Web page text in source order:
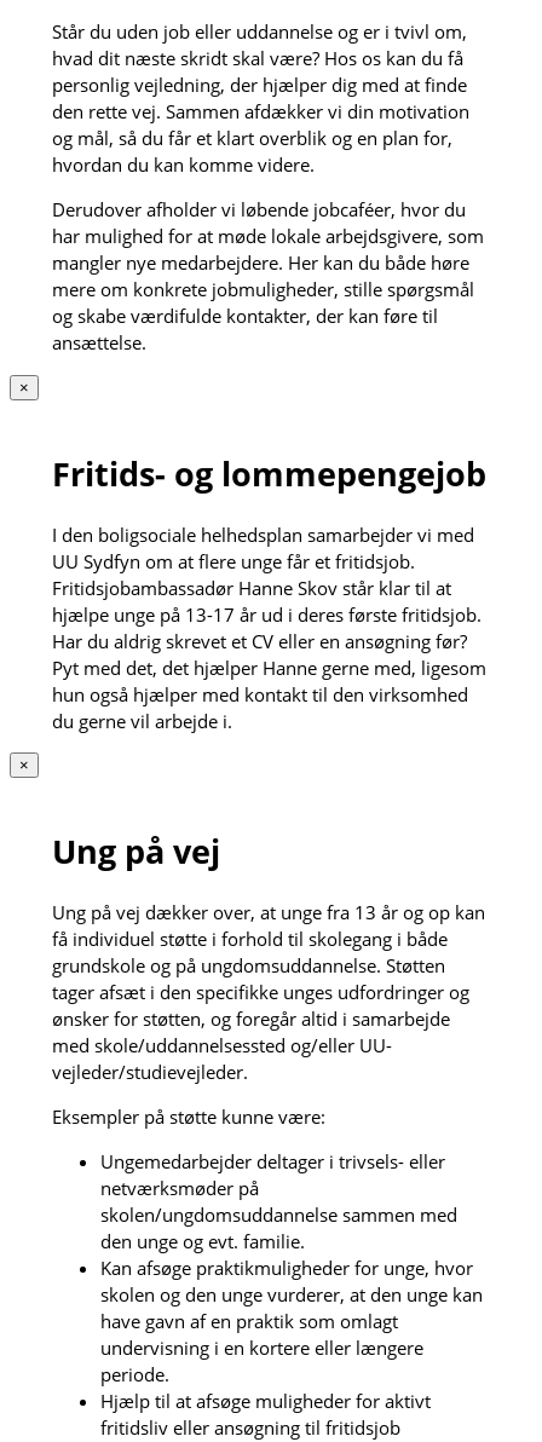
Står du uden job eller uddannelse og er i tvivl om,
hvad dit næste skridt skal være? Hos os kan du få
personlig vejledning, der hjælper dig med at finde
den rette vej. Sammen afdækker vi din motivation
og mål, så du får et klart overblik og en plan for,
hvordan du kan komme videre.
Derudover afholder vi løbende jobcaféer, hvor du
har mulighed for at møde lokale arbejdsgivere, som
mangler nye medarbejdere. Her kan du både høre
mere om konkrete jobmuligheder, stille spørgsmål
og skabe værdifulde kontakter, der kan føre til
ansættelse.
×
Fritids- og lommepengejob
I den boligsociale helhedsplan samarbejder vi med
UU Sydfyn om at flere unge får et fritidsjob.
Fritidsjobambassadør Hanne Skov står klar til at
hjælpe unge på 13-17 år ud i deres første fritidsjob.
Har du aldrig skrevet et CV eller en ansøgning før?
Pyt med det, det hjælper Hanne gerne med, ligesom
hun også hjælper med kontakt til den virksomhed
du gerne vil arbejde i.
×
Ung på vej
Ung på vej dækker over, at unge fra 13 år og op kan
få individuel støtte i forhold til skolegang i både
grundskole og på ungdomsuddannelse. Støtten
tager afsæt i den specifikke unges udfordringer og
ønsker for støtten, og foregår altid i samarbejde
med skole/uddannelsessted og/eller UU-
vejleder/studievejleder.
Eksempler på støtte kunne være:
Ungemedarbejder deltager i trivsels- eller
netværksmøder på
skolen/ungdomsuddannelse sammen med
den unge og evt. familie.
Kan afsøge praktikmuligheder for unge, hvor
skolen og den unge vurderer, at den unge kan
have gavn af en praktik som omlagt
undervisning i en kortere eller længere
periode.
Hjælp til at afsøge muligheder for aktivt
fritidsliv eller ansøgning til fritidsjob